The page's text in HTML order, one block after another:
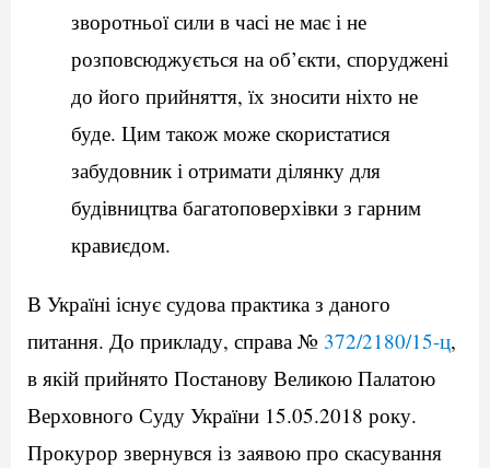
зворотньої сили в часі не має і не
розповсюджується на об’єкти, споруджені
до його прийняття, їх зносити ніхто не
буде. Цим також може скористатися
забудовник і отримати ділянку для
будівництва багатоповерхівки з гарним
кравиєдом.
В Україні існує судова практика з даного
питання. До прикладу, справа № 372/2180/15-ц,
в якій прийнято Постанову Великою Палатою
Верховного Суду України 15.05.2018 року.
Прокурор звернувся із заявою про скасування